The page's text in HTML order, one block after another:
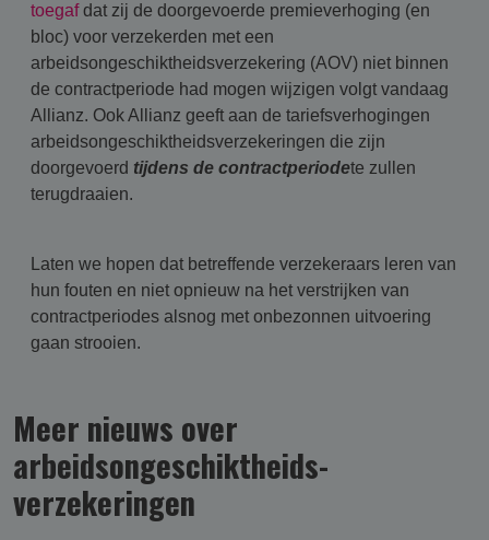
toegafdat zij de doorgevoerde premieverhoging (en
bloc) voor verzekerden met een
arbeidsongeschiktheidsverzekering (AOV) niet binnen
de contractperiode had mogen wijzigen volgt vandaag
Allianz. Ook Allianz geeft aan de tariefsverhogingen
arbeidsongeschiktheidsverzekeringen die zijn
doorgevoerd tijdens de contractperiodete zullen
terugdraaien.
Laten we hopen dat betreffende verzekeraars leren van
hun fouten en niet opnieuw na het verstrijken van
contractperiodes alsnog met onbezonnen uitvoering
gaan strooien.
Meer nieuws over
arbeidsongeschikt­heids­
verzekering­en